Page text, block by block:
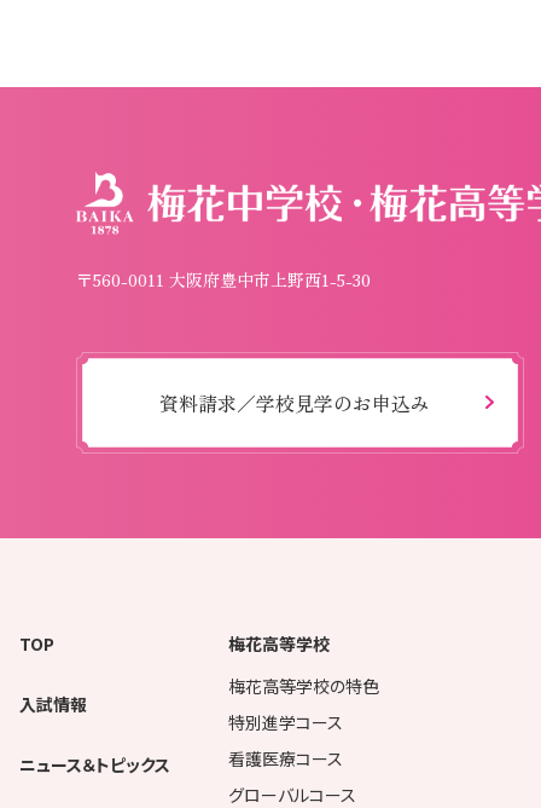
〒560-0011 大阪府豊中市上野西1-5-30
資料請求／学校見学のお申込み
TOP
入試情報
ニュース＆トピックス
梅花高等学校
梅花高等学校の特色
特別進学コース
看護医療コース
グローバルコース